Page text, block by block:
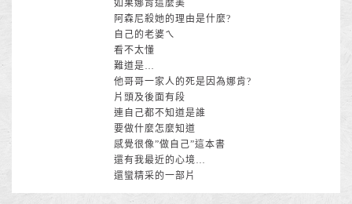
如果娜肯這麼美
阿森尼殺她的理由是什麼?
自己的老婆ㄟ
看不太懂
難道是…
他哥哥一家人的死是因為娜肯?
片頭及後面有段
連自己都不知道是誰
要做什麼怎麼知道
感覺很像”做自己”這本書
還有我最近的心境…
還蠻精采的一部片